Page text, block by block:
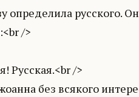
определила русского.
/>
Русская.<br />
без всякого